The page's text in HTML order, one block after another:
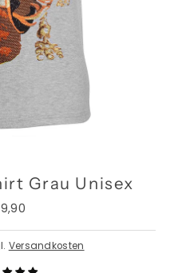
Grau Unisex
Regulärer
Versandkosten